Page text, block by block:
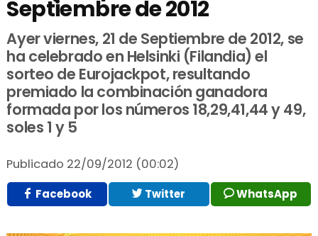
Septiembre de 2012
Ayer viernes, 21 de Septiembre de 2012, se
ha celebrado en Helsinki (Filandia) el
sorteo de Eurojackpot, resultando
premiado la combinación ganadora
formada por los números 18,29,41,44 y 49,
soles 1 y 5
Publicado 22/09/2012 (00:02)
Facebook Twitter WhatsApp